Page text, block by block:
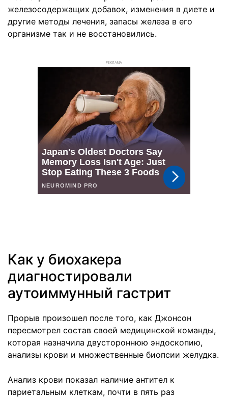
железосодержащих добавок, изменения в диете и
другие методы лечения, запасы железа в его
организме так и не восстановились.
РЕКЛАМА
Как у биохакера
диагностировали
аутоиммунный гастрит
Прорыв произошел после того, как Джонсон
пересмотрел состав своей медицинской команды,
которая назначила двустороннюю эндоскопию,
анализы крови и множественные биопсии желудка.
Анализ крови показал наличие антител к
париетальным клеткам, почти в пять раз